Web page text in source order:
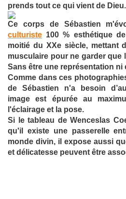
prends tout ce qui vient de Dieu.
Ce corps de Sébastien
culturiste 100 % esthétique
moitié du XXe siècle, mettant
musculaire pour ne garder que
Sans être une représentation ni
Comme dans ces
de Sébastien n'a besoin
image est épurée au
l'éclairage et la pose.
Si le tableau de Wenceslas
qu'il existe une passerelle
monde divin, il expose aussi
et délicatesse peuvent être